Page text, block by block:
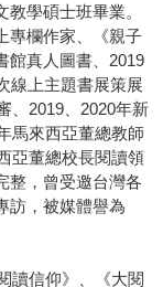
潮人就會溫柔地
困惑。同時，你
生命缺憾的智
活出自己的亮
麗人生的自信
最渴望能跟哪位
最想和誰當朋
古人，就好像穿
，若真要選擇的
。他身為最早的
學碩士班畢業。
專欄作家、《親子
館真人圖書、2019
線上主題書展策展
、2019、2020年新
馬來西亞董總教師
亞董總校長閱讀領
整，曾受邀台灣各
訪，被媒體譽為
讀信仰》、《大閱